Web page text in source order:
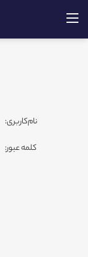
نام‌کاربری:
کلمه عبور: